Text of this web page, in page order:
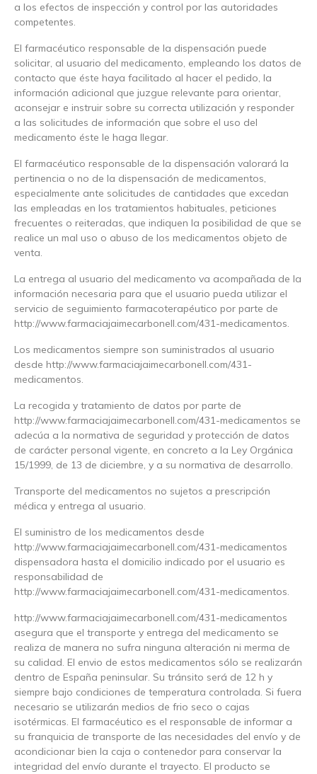
a los efectos de inspección y control por las autoridades
competentes.
El farmacéutico responsable de la dispensación puede
solicitar, al usuario del medicamento, empleando los datos de
contacto que éste haya facilitado al hacer el pedido, la
información adicional que juzgue relevante para orientar,
aconsejar e instruir sobre su correcta utilización y responder
a las solicitudes de información que sobre el uso del
medicamento éste le haga llegar.
El farmacéutico responsable de la dispensación valorará la
pertinencia o no de la dispensación de medicamentos,
especialmente ante solicitudes de cantidades que excedan
las empleadas en los tratamientos habituales, peticiones
frecuentes o reiteradas, que indiquen la posibilidad de que se
realice un mal uso o abuso de los medicamentos objeto de
venta.
La entrega al usuario del medicamento va acompañada de la
información necesaria para que el usuario pueda utilizar el
servicio de seguimiento farmacoterapéutico por parte de
http://www.farmaciajaimecarbonell.com/431-medicamentos.
Los medicamentos siempre son suministrados al usuario
desde http://www.farmaciajaimecarbonell.com/431-
medicamentos.
La recogida y tratamiento de datos por parte de
http://www.farmaciajaimecarbonell.com/431-medicamentos se
adecúa a la normativa de seguridad y protección de datos
de carácter personal vigente, en concreto a la Ley Orgánica
15/1999, de 13 de diciembre, y a su normativa de desarrollo.
Transporte del medicamentos no sujetos a prescripción
médica y entrega al usuario.
El suministro de los medicamentos desde
http://www.farmaciajaimecarbonell.com/431-medicamentos
dispensadora hasta el domicilio indicado por el usuario es
responsabilidad de
http://www.farmaciajaimecarbonell.com/431-medicamentos.
http://www.farmaciajaimecarbonell.com/431-medicamentos
asegura que el transporte y entrega del medicamento se
realiza de manera no sufra ninguna alteración ni merma de
su calidad. El envio de estos medicamentos sólo se realizarán
dentro de España peninsular. Su tránsito será de 12 h y
siempre bajo condiciones de temperatura controlada. Si fuera
necesario se utilizarán medios de frio seco o cajas
isotérmicas. El farmacéutico es el responsable de informar a
su franquicia de transporte de las necesidades del envío y de
acondicionar bien la caja o contenedor para conservar la
integridad del envío durante el trayecto. El producto se